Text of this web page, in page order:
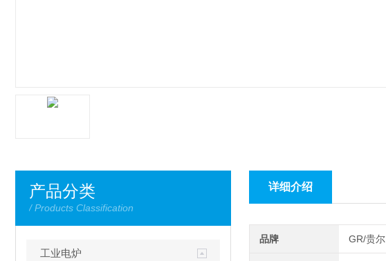
产品分类
/ Products Classification
工业电炉
详细介绍
品牌 GR/贵尔